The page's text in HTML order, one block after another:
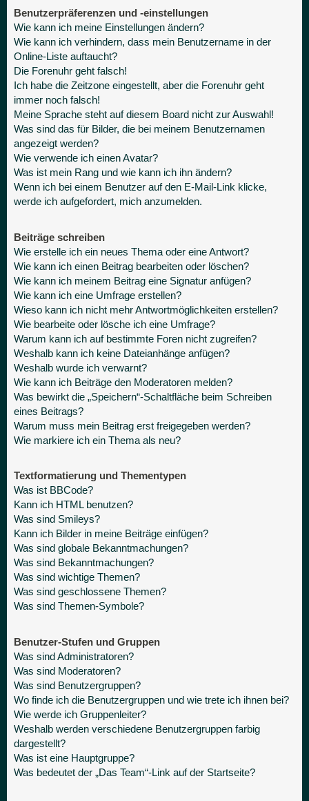
Benutzerpräferenzen und -einstellungen
Wie kann ich meine Einstellungen ändern?
Wie kann ich verhindern, dass mein Benutzername in der
Online-Liste auftaucht?
Die Forenuhr geht falsch!
Ich habe die Zeitzone eingestellt, aber die Forenuhr geht
immer noch falsch!
Meine Sprache steht auf diesem Board nicht zur Auswahl!
Was sind das für Bilder, die bei meinem Benutzernamen
angezeigt werden?
Wie verwende ich einen Avatar?
Was ist mein Rang und wie kann ich ihn ändern?
Wenn ich bei einem Benutzer auf den E-Mail-Link klicke,
werde ich aufgefordert, mich anzumelden.
Beiträge schreiben
Wie erstelle ich ein neues Thema oder eine Antwort?
Wie kann ich einen Beitrag bearbeiten oder löschen?
Wie kann ich meinem Beitrag eine Signatur anfügen?
Wie kann ich eine Umfrage erstellen?
Wieso kann ich nicht mehr Antwortmöglichkeiten erstellen?
Wie bearbeite oder lösche ich eine Umfrage?
Warum kann ich auf bestimmte Foren nicht zugreifen?
Weshalb kann ich keine Dateianhänge anfügen?
Weshalb wurde ich verwarnt?
Wie kann ich Beiträge den Moderatoren melden?
Was bewirkt die „Speichern“-Schaltfläche beim Schreiben
eines Beitrags?
Warum muss mein Beitrag erst freigegeben werden?
Wie markiere ich ein Thema als neu?
Textformatierung und Thementypen
Was ist BBCode?
Kann ich HTML benutzen?
Was sind Smileys?
Kann ich Bilder in meine Beiträge einfügen?
Was sind globale Bekanntmachungen?
Was sind Bekanntmachungen?
Was sind wichtige Themen?
Was sind geschlossene Themen?
Was sind Themen-Symbole?
Benutzer-Stufen und Gruppen
Was sind Administratoren?
Was sind Moderatoren?
Was sind Benutzergruppen?
Wo finde ich die Benutzergruppen und wie trete ich ihnen bei?
Wie werde ich Gruppenleiter?
Weshalb werden verschiedene Benutzergruppen farbig
dargestellt?
Was ist eine Hauptgruppe?
Was bedeutet der „Das Team“-Link auf der Startseite?